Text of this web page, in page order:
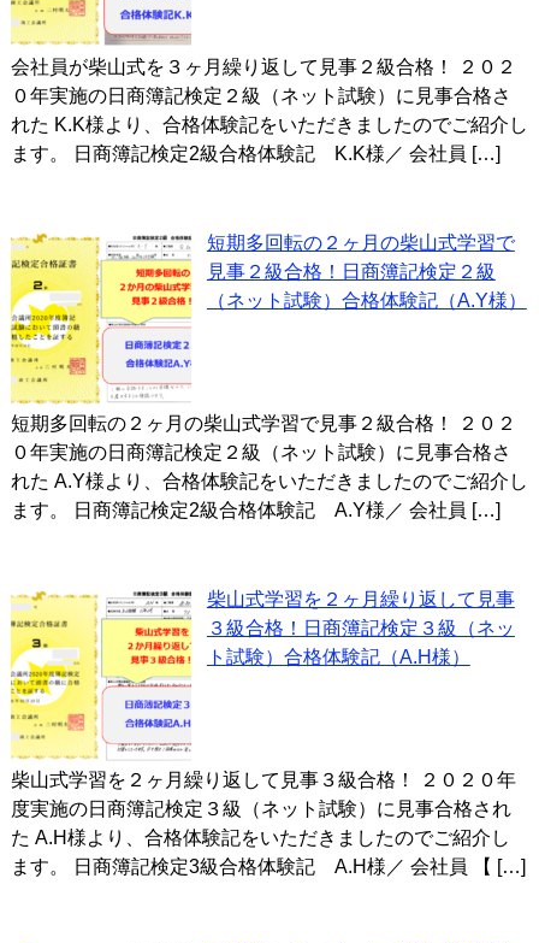
会社員が柴山式を３ヶ月繰り返して見事２級合格！ ２０２
０年実施の日商簿記検定２級（ネット試験）に見事合格さ
れた K.K様より、合格体験記をいただきましたのでご紹介し
ます。 日商簿記検定2級合格体験記 K.K様／ 会社員 […]
短期多回転の２ヶ月の柴山式学習で
見事２級合格！日商簿記検定２級
（ネット試験）合格体験記（A.Y様）
短期多回転の２ヶ月の柴山式学習で見事２級合格！ ２０２
０年実施の日商簿記検定２級（ネット試験）に見事合格さ
れた A.Y様より、合格体験記をいただきましたのでご紹介し
ます。 日商簿記検定2級合格体験記 A.Y様／ 会社員 […]
柴山式学習を２ヶ月繰り返して見事
３級合格！日商簿記検定３級（ネッ
ト試験）合格体験記（A.H様）
柴山式学習を２ヶ月繰り返して見事３級合格！ ２０２０年
度実施の日商簿記検定３級（ネット試験）に見事合格され
た A.H様より、合格体験記をいただきましたのでご紹介し
ます。 日商簿記検定3級合格体験記 A.H様／ 会社員 【 […]